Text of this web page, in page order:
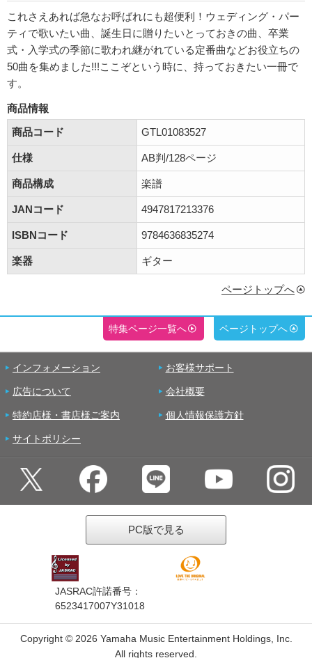
これさえあれば急なお呼ばれにも超便利！ウェディング・パー
ティで歌いたい曲、誕生日に贈りたいとっておきの曲、卒業
式・入学式の季節に歌われ継がれている定番曲などお役立ちの
50曲を集めました!!!ここぞという時に、持っておきたい一冊で
す。
商品情報
商品コード
GTL01083527
仕様 AB判/128ページ
商品構成 楽譜
JANコード 4947817213376
ISBNコード 9784636835274
楽器 ギター
ページトップへ
特集ページ一覧へ ページトップへ
インフォメーション お客様サポート
広告について 会社概要
特約店様・書店様ご案内 個人情報保護方針
サイトポリシー
PC版で見る
JASRAC許諾番号：
6523417007Y31018
Copyright © 2026 Yamaha Music Entertainment Holdings, Inc.
All rights reserved.